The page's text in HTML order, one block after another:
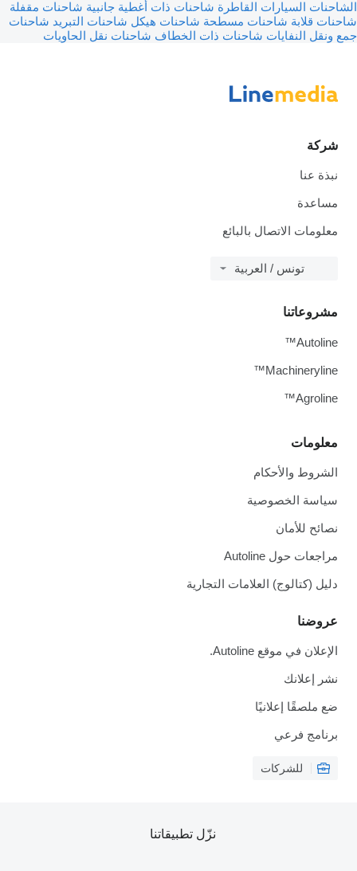
الشاحنات السيارات القاطرة شاحنات ذات أغطية جانبية شاحنات مقفلة
شاحنات قلابة شاحنات مسطحة شاحنات هيكل شاحنات التبريد شاحنات
جمع ونقل النفايات شاحنات ذات الخطاف شاحنات نقل الحاويات
شركة
نبذة عنا
مساعدة
معلومات الاتصال بالبائع
تونس / العربية
معلومات
الشروط والأحكام
سياسة الخصوصية
نصائح للأمان
مراجعات حول Autoline
دليل (كتالوج) العلامات التجارية
عروضنا
الإعلان في موقع Autoline.
نشر إعلانك
ضع ملصقًا إعلانيًا
برنامج فرعي
للشركات
مشروعاتنا
Autoline™
Machineryline™
Agroline™
نزّل تطبيقاتنا